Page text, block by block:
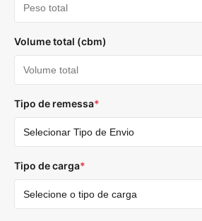
Volume total (cbm)
Tipo de remessa*
Tipo de carga*